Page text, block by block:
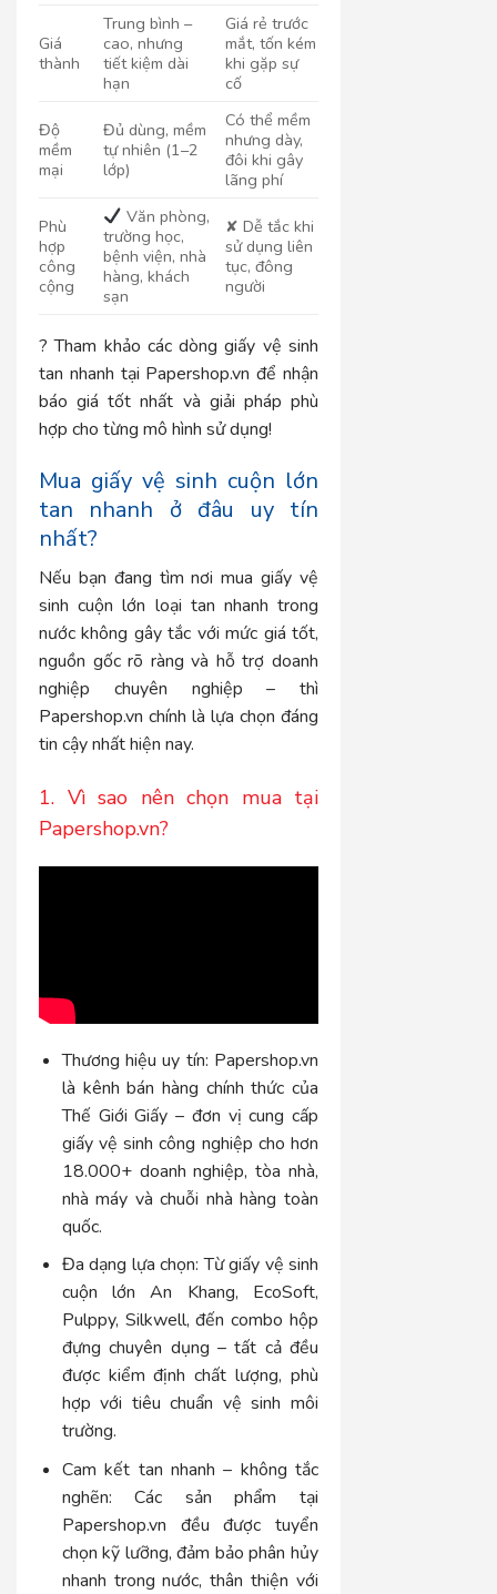
Giá
thành
Trung bình –
cao, nhưng
tiết kiệm dài
hạn
Giá rẻ trước
mắt, tốn kém
khi gặp sự
cố
Độ
mềm
mại
Đủ dùng, mềm
tự nhiên (1–2
lớp)
Có thể mềm
nhưng dày,
đôi khi gây
lãng phí
Phù
hợp
công
cộng
Văn phòng,
trường học,
bệnh viện, nhà
hàng, khách
sạn
✘ Dễ tắc khi
sử dụng liên
tục, đông
người
? Tham khảo các dòng giấy vệ sinh
tan nhanh tại Papershop.vn để nhận
báo giá tốt nhất và giải pháp phù
hợp cho từng mô hình sử dụng!
Mua giấy vệ sinh cuộn lớn
tan nhanh ở đâu uy tín
nhất?
Nếu bạn đang tìm nơi mua giấy vệ
sinh cuộn lớn loại tan nhanh trong
nước không gây tắc với mức giá tốt,
nguồn gốc rõ ràng và hỗ trợ doanh
nghiệp chuyên nghiệp – thì
Papershop.vn chính là lựa chọn đáng
tin cậy nhất hiện nay.
1. Vì sao nên chọn mua tại
Papershop.vn?
Thương hiệu uy tín: Papershop.vn
là kênh bán hàng chính thức của
Thế Giới Giấy – đơn vị cung cấp
giấy vệ sinh công nghiệp cho hơn
18.000+ doanh nghiệp, tòa nhà,
nhà máy và chuỗi nhà hàng toàn
quốc.
Đa dạng lựa chọn: Từ giấy vệ sinh
cuộn lớn An Khang, EcoSoft,
Pulppy, Silkwell, đến combo hộp
đựng chuyên dụng – tất cả đều
được kiểm định chất lượng, phù
hợp với tiêu chuẩn vệ sinh môi
trường.
Cam kết tan nhanh – không tắc
nghẽn: Các sản phẩm tại
Papershop.vn đều được tuyển
chọn kỹ lưỡng, đảm bảo phân hủy
nhanh trong nước, thân thiện với